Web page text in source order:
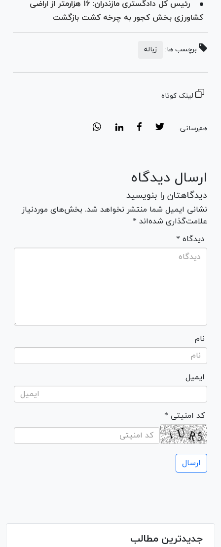
رئیس کل دادگستری مازندران: ۱۶ هزارمتر از اراضی
کشاورزی بخش کجور به چرخه کشت بازگشت
برچسب ها: زباله
لینک کوتاه
هم‌رسانی:
ارسال دیدگاه
دیدگاهتان را بنویسید
نشانی ایمیل شما منتشر نخواهد شد. بخش‌های موردنیاز
علامت‌گذاری شده‌اند *
* دیدگاه
نام
ایمیل
* کد امنیتی
جدیدترین مطالب